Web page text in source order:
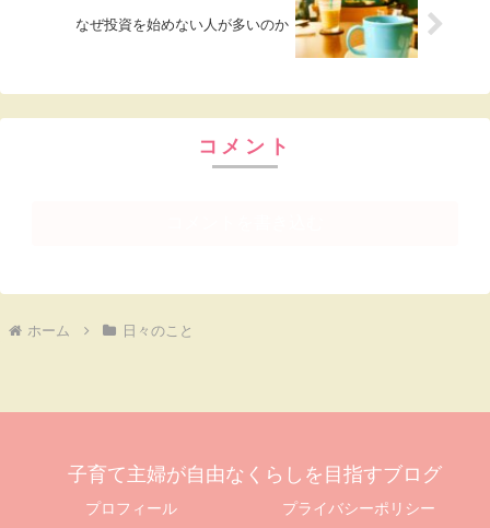
なぜ投資を始めない人が多いのか
コメント
ホーム 日々のこと
子育て主婦が自由なくらしを目指すブログ
プロフィール
プライバシーポリシー